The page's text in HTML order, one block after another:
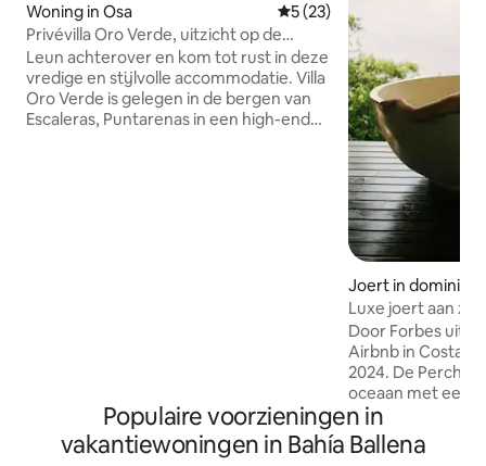
Woning in Osa Gemiddelde beoordeling
5 (23)
Privévilla Oro Verde, uitzicht op de
oceaan, luxe
Leun achterover en kom tot rust in deze
vredige en stijlvolle accommodatie. Villa
Oro Verde is gelegen in de bergen van
Escaleras, Puntarenas in een high-end
Joert in dominical
Luxe joert aan zee
Door Forbes
Airbnb in Costa
2024. De Perch is
oceaan met een
uitzichten die je
vinden. Het is
omgeving, het
Populaire voorzieningen in
vakantiewoningen in Bahía Ballena